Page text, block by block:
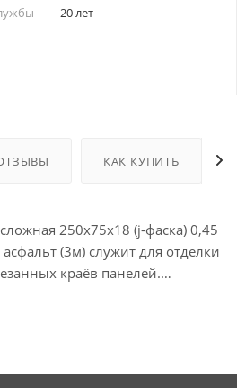
— 20 лет
КАК КУПИТЬ
250х75х18 (j-фаска) 0,45
(3м) служит для отделки
краёв панелей.
облегчает процесс